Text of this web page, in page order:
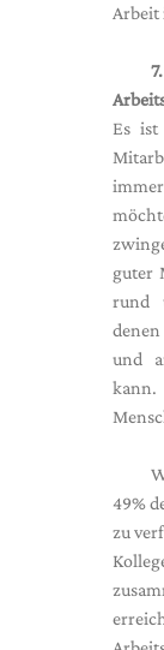
Arbeit
Es ist
guter
rund
und
49%
zu